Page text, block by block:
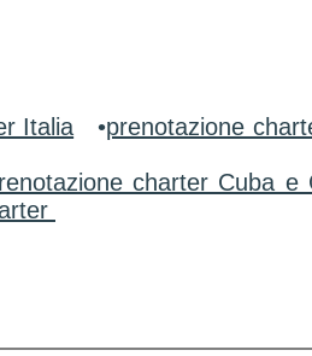
Italia •prenotazione
charter Cuba e